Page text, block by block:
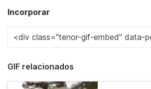
Incorporar
GIF relacionados